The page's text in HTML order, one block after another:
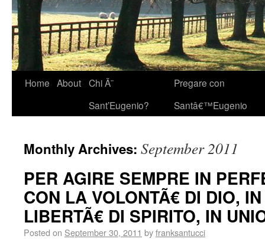
Home About Chi Ã¨
Sant’Eugenio?
Pregare con
Santâ€™Eugenio
Monthly Archives: September 2011
PER AGIRE SEMPRE IN
CON LA VOLONTÃ€ DI DIO,
LIBERTÃ€ DI SPIRITO, IN
Posted on September 30, 2011 byfranksantucci